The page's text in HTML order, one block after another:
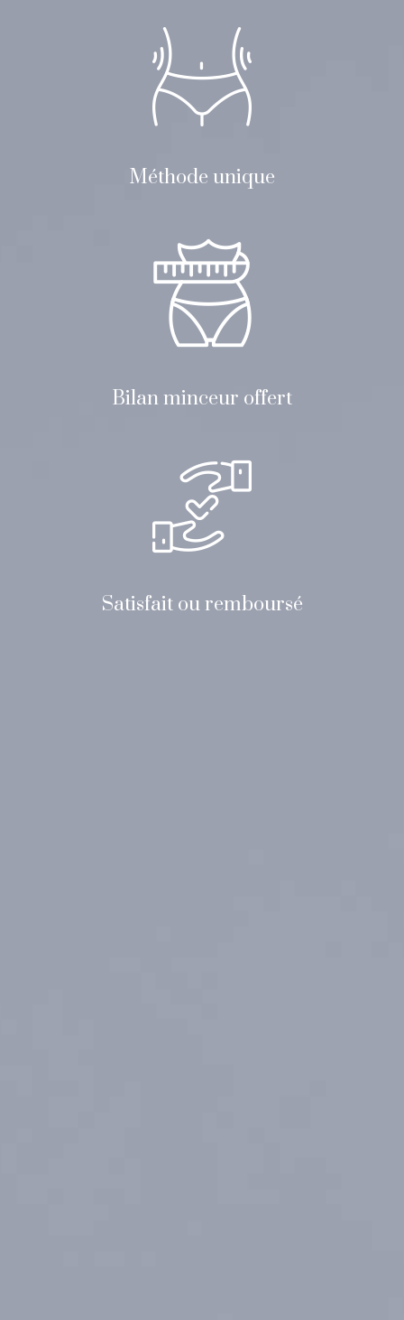
Méthode unique
Bilan minceur offert
Satisfait ou remboursé